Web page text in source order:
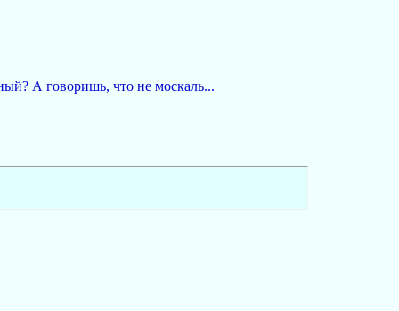
А говоришь, что не москаль...